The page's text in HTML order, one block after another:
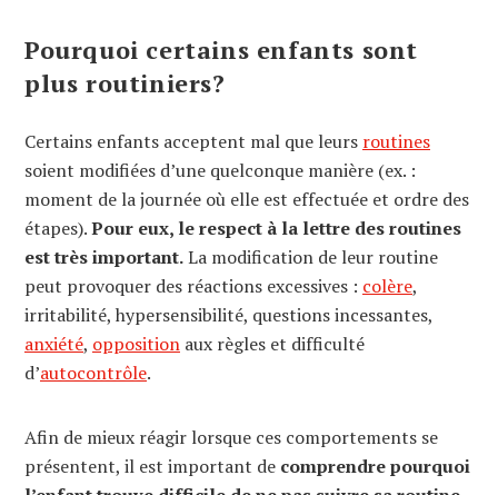
Pourquoi certains enfants sont
plus routiniers?
Certains enfants acceptent mal que leurs routines
soient modifiées d’une quelconque manière (ex. :
moment de la journée où elle est effectuée et ordre des
étapes).Pour eux, le respect à la lettre des routines
est très important.La modification de leur routine
peut provoquer des réactions excessives : colère,
irritabilité, hypersensibilité, questions incessantes,
anxiété, opposition aux règles et difficulté
d’autocontrôle.
Afin de mieux réagir lorsque ces comportements se
présentent, il est important de comprendre pourquoi